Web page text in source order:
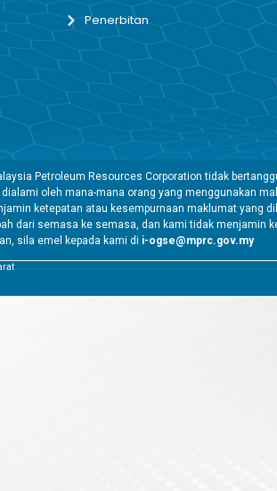
Penerbitan
Petroleum Resources Corporation tidak
oleh mana-mana orang yang menggunakan
ketepatan atau kesempurnaan maklumat yang
dari semasa ke semasa, dan kami tidak menjamin
sila emel kepada kami di i-ogse@mprc.gov.my